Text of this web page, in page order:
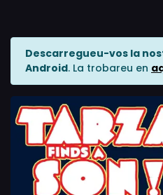
Descarregueu-vos la
Android. La trobareu en